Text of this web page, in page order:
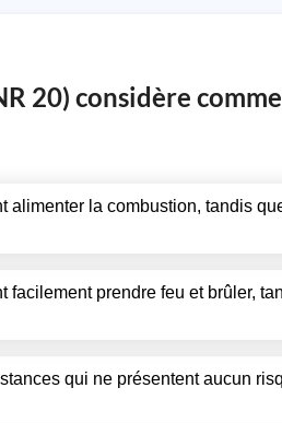
20) considère
la combustion, tandis
prendre feu et brûler,
qui ne présentent aucun